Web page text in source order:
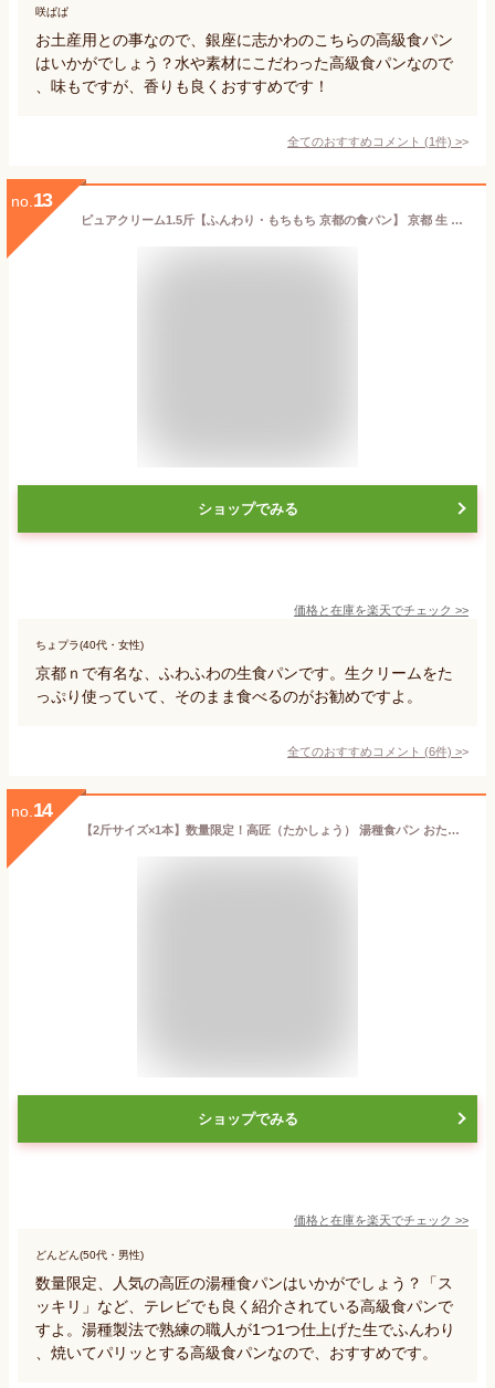
咲ぱぱ
お土産用との事なので、銀座に志かわのこちらの高級食パン
はいかがでしょう？水や素材にこだわった高級食パンなので
、味もですが、香りも良くおすすめです！
全てのおすすめコメント (1件) >
no. 13
ピュアクリーム1.5斤【ふんわり・もちもち 京都の食パン】 京都 生 食パン 人気の高級食パン 売れている ハンドメイド ギフト 贈り物 スイーツ【冷凍保存OK】
ショップでみる
価格と在庫を楽天でチェック >>
ちょプラ(40代・女性)
京都ｎで有名な、ふわふわの生食パンです。生クリームをた
っぷり使っていて、そのまま食べるのがお勧めですよ。
全てのおすすめコメント (6件) >
no. 14
【2斤サイズ×1本】数量限定！高匠（たかしょう） 湯種食パン おためし 1本 ※お一人様1本限り※ 高級食パン 焼き上げ当日発送 お取り寄せ 冷凍保存可【送料無料】
ショップでみる
価格と在庫を楽天でチェック >>
どんどん(50代・男性)
数量限定、人気の高匠の湯種食パンはいかがでしょう？「ス
ッキリ」など、テレビでも良く紹介されている高級食パンで
すよ。湯種製法で熟練の職人が1つ1つ仕上げた生でふんわり
、焼いてパリッとする高級食パンなので、おすすめです。